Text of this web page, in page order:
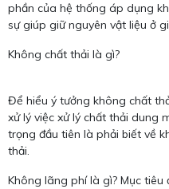
phần của hệ thống áp dụng
sự giúp giữ nguyên vật liệu ở
Không chất thải là gì?
Để hiểu ý tưởng không chất
xử lý việc xử lý chất thải dung
trọng đầu tiên là phải biết về
thải.
Không lãng phí là gì? Mục